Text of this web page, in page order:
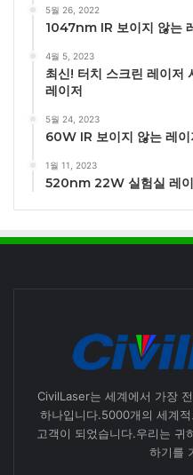
5월 26, 2022
1047nm IR 보이지 않는
4월 5, 2023
최신! 터치 스크린 레이
레이저
5월 24, 2023
60W IR 보이지 않는 레
1월 11, 2023
520nm 22W 실험실 레
CivilLaser는 세계에서 가장
하나입니다.5000개의 세계
고객이 되었습니다.우리는 귀
하기를